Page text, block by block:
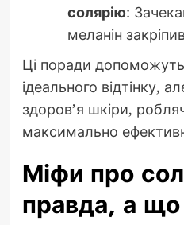
солярію:
меланін
Ці поради
ідеального відтінку,
здоров’я шкіри,
максимально
Міфи про
правда, а що